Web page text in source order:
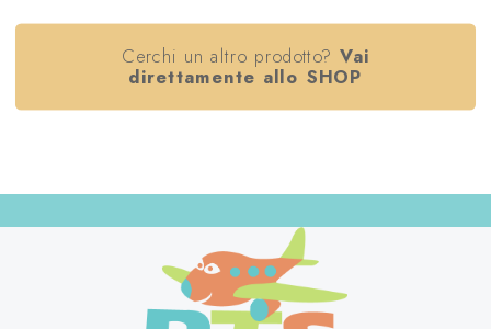
Cerchi un altro prodotto? Vai
direttamente allo SHOP